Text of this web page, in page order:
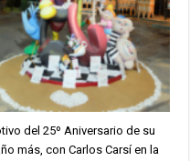
del 25º Aniversario de su
más, con Carlos Carsí en la